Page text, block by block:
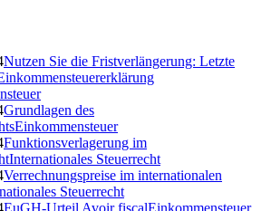
Nutzen Sie die Fristverlängerung: Letzte
Grundlagen des
Einkommensteuer
Funktionsverlagerung im
Internationales Steuerrecht
Verrechnungspreise im internationalen
Steuerrecht
EuGH-Urteil Avoir fiscalEinkommensteuer